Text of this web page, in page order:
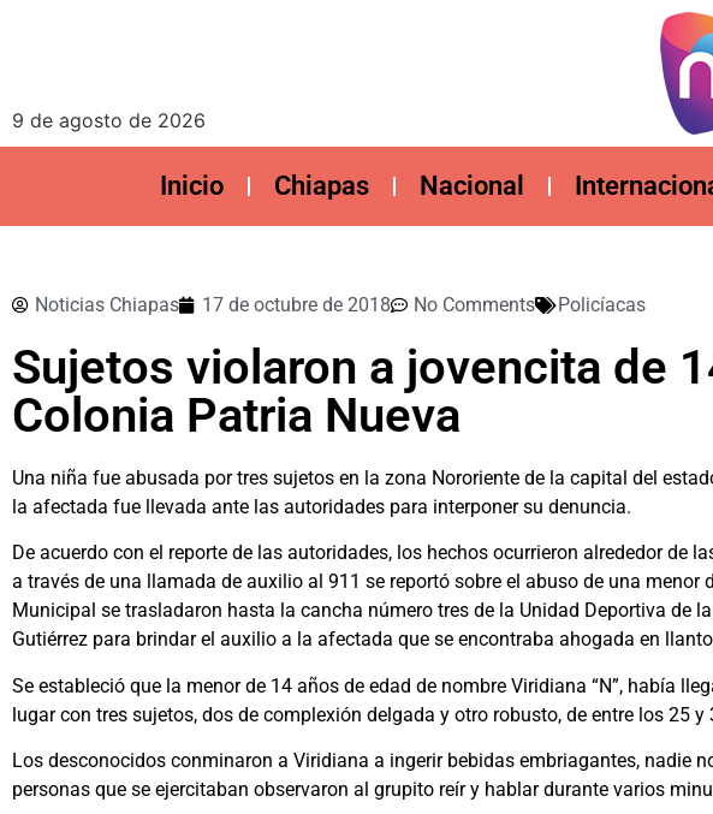
9 de agosto de 2026
Inicio Chiapas Nacional
Noticias Chiapas 17 de octubre de 2018 No Comments Policíacas
Sujetos violaron a jovencita de
Colonia Patria Nueva
Una niña fue abusada por tres sujetos en la zona Nororiente de la capital del
la afectada fue llevada ante las autoridades para interponer su denuncia.
De acuerdo con el reporte de las autoridades, los hechos ocurrieron alrededor de
a través de una llamada de auxilio al 911 se reportó sobre el abuso de una menor
Municipal se trasladaron hasta la cancha número tres de la Unidad Deportiva de
Gutiérrez para brindar el auxilio a la afectada que se encontraba ahogada en
Se estableció que la menor de 14 años de edad de nombre Viridiana “N”, había
lugar con tres sujetos, dos de complexión delgada y otro robusto, de entre los 25 y
Los desconocidos conminaron a Viridiana a ingerir bebidas embriagantes, nadie
personas que se ejercitaban observaron al grupito reír y hablar durante varios